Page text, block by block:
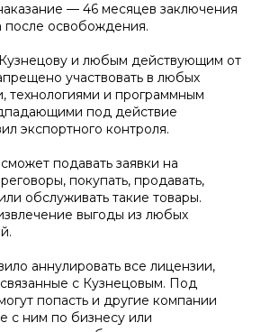
— 46 месяцев заключения
после освобождения.
Кузнецову и любым действующим от
участвовать в любых
технологиями и программным
под действие
экспортного контроля.
подавать заявки на
покупать, продавать,
обслуживать такие товары.
выгоды из любых
аннулировать все лицензии,
с Кузнецовым. Под
попасть и другие компании
с ним по бизнесу или